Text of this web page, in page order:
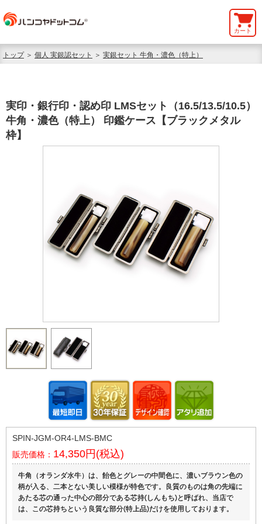
カート
トップ＞ 個人 実銀認セット ＞ 実銀セット 牛角・濃色（特上）
実印・銀行印・認め印 LMSセット（16.5/13.5/10.5）
牛角・濃色（特上） 印鑑ケース【ブラックメタル
枠】
SPIN-JGM-OR4-LMS-BMC
販売価格： 14,350円(税込)
牛角（オランダ水牛）は、飴色とグレーの中間色に、濃いブラウン色の
柄が入る、二本とない美しい模様が特色です。良質のものは角の先端に
あたる芯の通った中心の部分である芯持(しんもち)と呼ばれ、当店で
は、この芯持ちという良質な部分(特上品)だけを使用しております。